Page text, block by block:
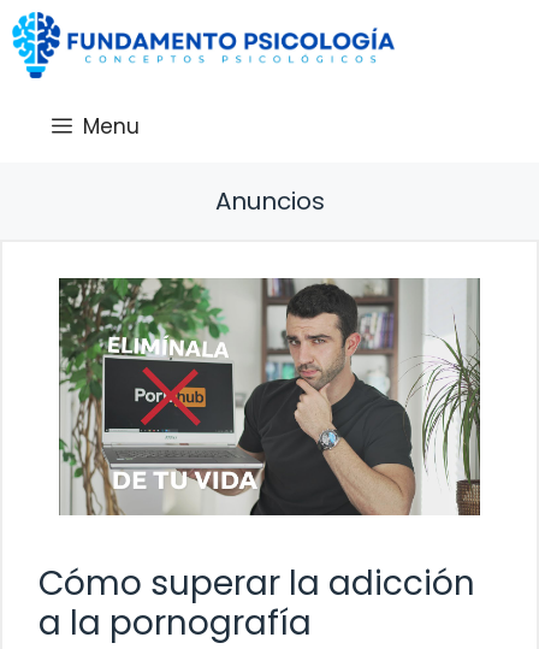
Saltar
al
contenido
Menu
Anuncios
Cómo superar la adicción
a la pornografía